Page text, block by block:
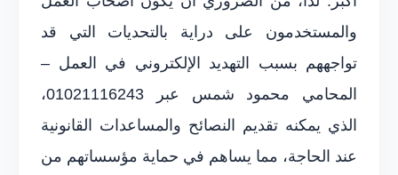
والمستخدمون على دراية بالتحديات التي قد
تواجههم بسبب التهديد الإلكتروني في العمل –
المحامي محمود شمس عبر 01021116243،
الذي يمكنه تقديم النصائح والمساعدات القانونية
عند الحاجة، مما يساهم في حماية مؤسساتهم من